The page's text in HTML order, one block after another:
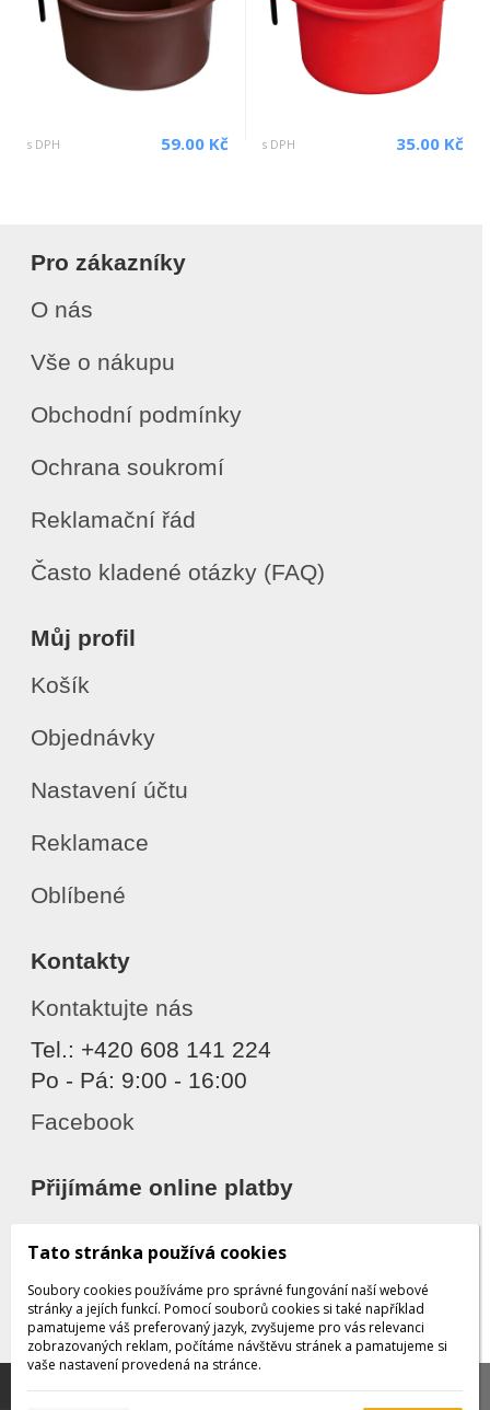
s DPH 59.00 Kč s DPH 35.00 Kč
Pro zákazníky
O nás
Vše o nákupu
Obchodní podmínky
Ochrana soukromí
Reklamační řád
Často kladené otázky (FAQ)
Můj profil
Košík
Objednávky
Nastavení účtu
Reklamace
Oblíbené
Kontakty
Kontaktujte nás
Tel.: +420 608 141 224
Po - Pá: 9:00 - 16:00
Facebook
Přijímáme online platby
Děkujeme za důvěru
Tato stránka používá cookies
Soubory cookies používáme pro správné fungování naší webové
stránky a jejích funkcí. Pomocí souborů cookies si také například
pamatujeme váš preferovaný jazyk, zvyšujeme pro vás relevanci
zobrazovaných reklam, počítáme návštěvu stránek a pamatujeme si
vaše nastavení provedená na stránce.